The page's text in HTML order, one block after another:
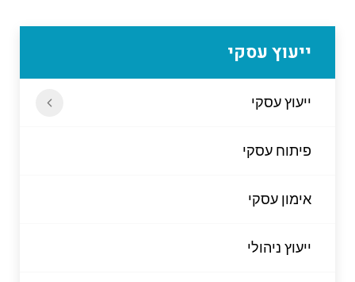
ייעוץ עסקי
ייעוץ עסקי
פיתוח עסקי
אימון עסקי
ייעוץ ניהולי